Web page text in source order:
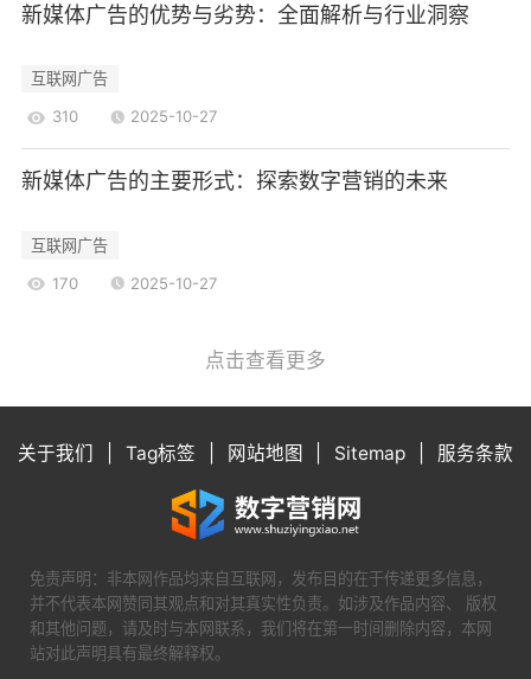
4.3新媒体广告的优势
品牌忠诚度。
精准投放：通过数据分析，新媒体广告能够实
现精准的受众定位，提高广告的有效性。
4.4新媒体广告的劣势
息，可能导致广告被忽视。
信任度问题：部分用户对新媒体广告的信任度
如何选择合适的广告形式
征。如果目标受众偏向年轻群体，可能更倾向于新
媒体广告;而如果目标受众为中老年人，传统广告可
5.2根据预算选择
应根据自身的预算情况选择合适的广告形式。
对于预算有限的中小企业，新媒体广告可能是更为
新媒体广告的优势与劣势：全面解析与行业洞察
互联网广告
310 2025-10-27
新媒体广告的主要形式：探索数字营销的未来
互联网广告
170 2025-10-27
点击查看更多
关于我们 Tag标签 网站地图 Sitemap 服务条款
免责声明：非本网作品均来自互联网，发布目的在于传递更多信息，
并不代表本网赞同其观点和对其真实性负责。如涉及作品内容、 版权
和其他问题，请及时与本网联系，我们将在第一时间删除内容，本网
站对此声明具有最终解释权。